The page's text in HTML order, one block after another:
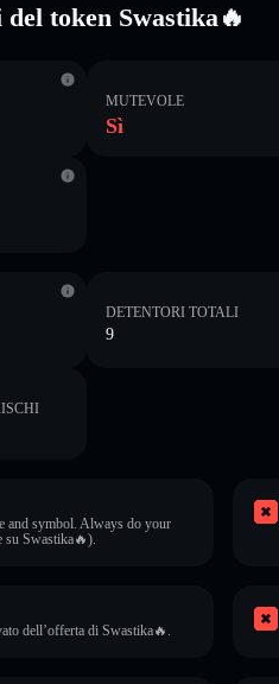
token Swastika🔥
MUTEVOLE
Sì
DETENTORI TOTALI
9
and symbol. Always do your
su Swastika🔥).
dell’offerta di Swastika🔥.